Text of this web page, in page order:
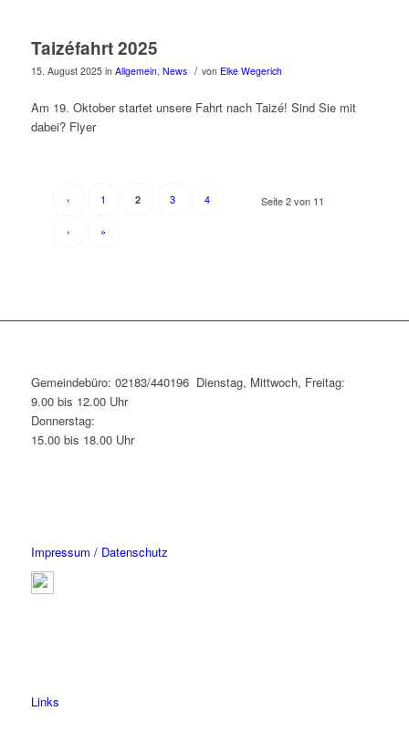
Taizéfahrt 2025
15. August 2025 in Allgemein, News / von Elke Wegerich
Am 19. Oktober startet unsere Fahrt nach Taizé! Sind Sie mit
dabei? Flyer
Seite 2 von 11
‹ 1 2 3 4
› »
Gemeindebüro: 02183/440196 Dienstag, Mittwoch, Freitag:
9.00 bis 12.00 Uhr
Donnerstag:
15.00 bis 18.00 Uhr
Impressum / Datenschutz
Links